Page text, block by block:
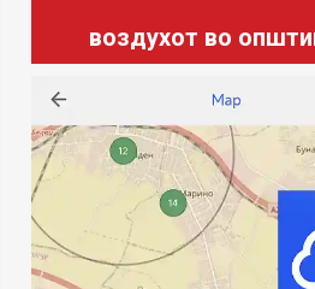
воздухот во